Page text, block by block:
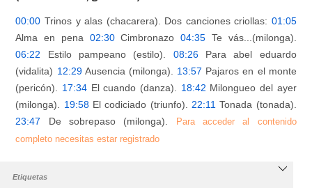
Área personal
00:00 Trinos y alas (chacarera). Dos canciones criollas: 01:05
Alma en pena 02:30Cimbronazo04:35 Te vás...(milonga).
06:22 Estilo pampeano (estilo). 08:26Para abel eduardo
(vidalita) 12:29Ausencia (milonga). 13:57 Pajaros en el monte
(pericón). 17:34 El cuando (danza). 18:42 Milongueo del ayer
(milonga). 19:58El codiciado (triunfo).22:11 Tonada (tonada).
23:47 De sobrepaso (milonga).
Para acceder al contenido
completo necesitas estar registrado
Etiquetas